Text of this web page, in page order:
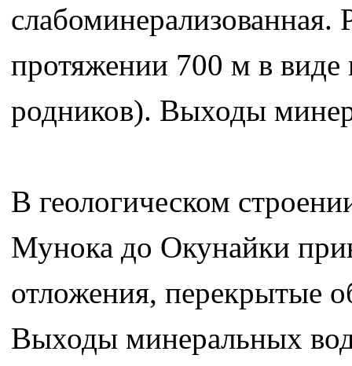
слабоминерализованная.
протяжении 700 м в
родников). Выходы
В геологическом
Мунока до Окунайки
отложения, перекрытые
Выходы минеральных